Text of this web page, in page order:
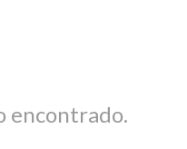
encontrado.